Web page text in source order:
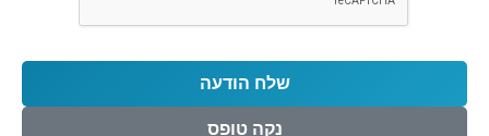
שלח הודעה
נקה טופס